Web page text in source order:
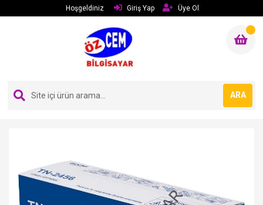
Hoşgeldiniz Giriş Yap Üye Ol
ARA